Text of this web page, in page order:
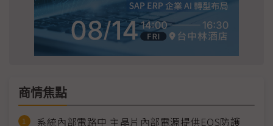
商情焦點
系統內部電路中 主晶片內部電源提供EOS防護